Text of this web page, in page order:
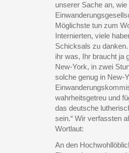
unserer Sache an,
Möglichste tun zum
Internierten, viele
Schicksals zu
ihr was, Ihr braucht ja
New-York, in zwei
solche genug in New-
wahrheitsgetreu und
das deutsche
sein.“ Wir verfassten
Wortlaut:
An den